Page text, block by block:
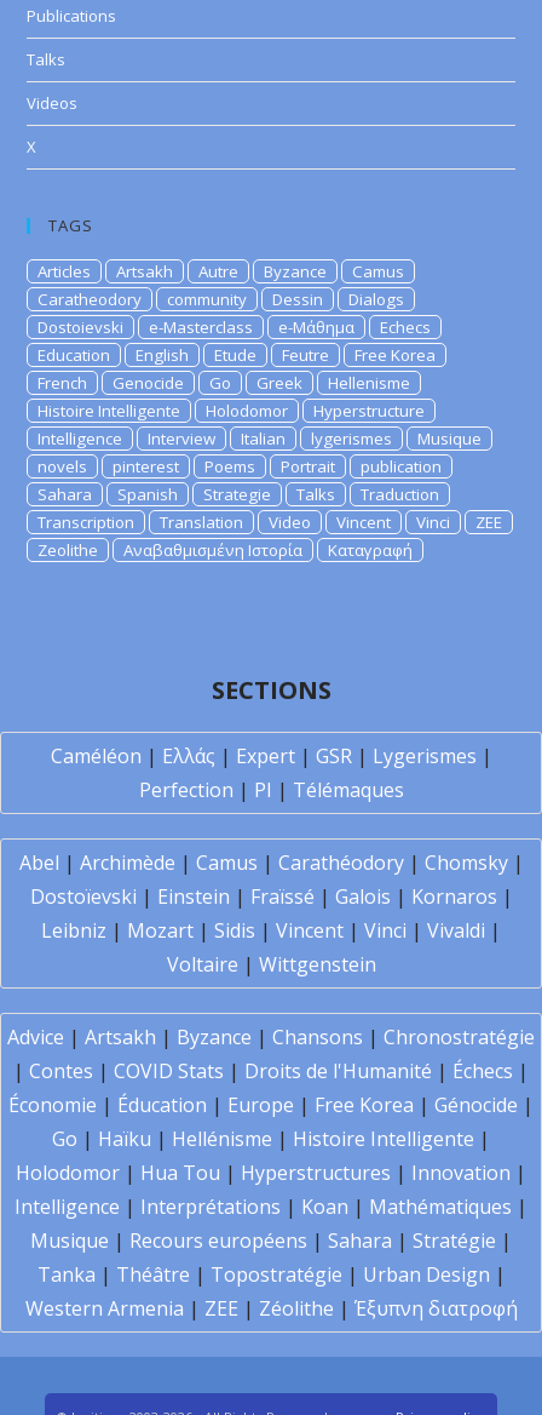
Publications
Talks
Videos
X
TAGS
Articles Artsakh Autre Byzance
Camus
Caratheodory
community Dessin
Dialogs
Dostoievski
e-Masterclass e-Μάθημα
Echecs
Education
English Etude Feutre
Free Korea
French
Genocide Go Greek
Hellenisme
Histoire Intelligente
Holodomor
Hyperstructure
Intelligence
Interview Italian lygerismes
Musique
novels
pinterest Poems Portrait
publication
Sahara
Spanish Strategie Talks
Traduction
Transcription
Translation Video Vincent Vinci
ZEE
Zeolithe
Αναβαθμισμένη Ιστορία Καταγραφή
SECTIONS
Caméléon | Ελλάς | Expert| GSR| Lygerismes |
Perfection | PI | Télémaques
Abel | Archimède | Camus | Carathéodory| Chomsky|
Dostoïevski | Einstein | Fraïssé | Galois | Kornaros |
Leibniz | Mozart | Sidis | Vincent | Vinci | Vivaldi |
Voltaire | Wittgenstein
Advice | Artsakh | Byzance | Chansons | Chronostratégie
| Contes | COVID Stats | Droits de l'Humanité | Échecs |
Économie | Éducation | Europe | Free Korea | Génocide |
Go | Haïku | Hellénisme | Histoire Intelligente |
Holodomor | Hua Tou | Hyperstructures | Innovation |
Intelligence | Interprétations | Koan | Mathématiques |
Musique | Recours européens | Sahara | Stratégie |
Tanka | Théâtre | Topostratégie | Urban Design |
Western Armenia | ZEE | Zéolithe | Έξυπνη διατροφή